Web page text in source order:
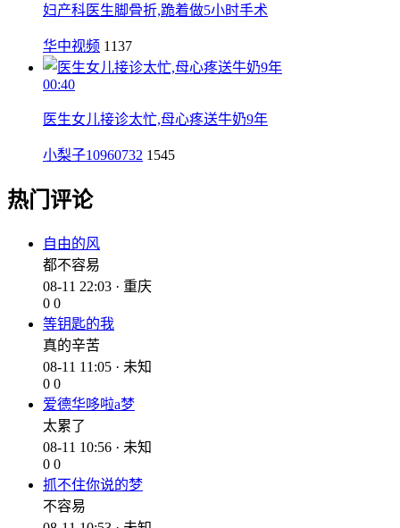
妇产科医生脚骨折,跪着做5小时手术
华中视频 1137
00:40
医生女儿接诊太忙,母心疼送牛奶9年
小梨子10960732 1545
热门评论
自由的风
都不容易
08-11 22:03 · 重庆
0 0
等钥匙的我
真的辛苦
08-11 11:05 · 未知
0 0
爱德华哆啦a梦
太累了
08-11 10:56 · 未知
0 0
抓不住你说的梦
不容易